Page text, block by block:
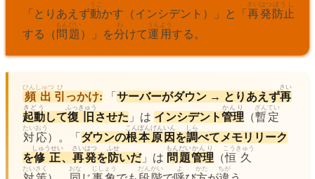
「とりあえず動
うご
かす（インシデント）」と「 再発
さいはつ
防止
ぼうし
する（ 問題
もんだい
）」を分
わ
けて運用
うんよう
する。
頻出
ひんしゅつ
引
ひ
っかけ: 「 サーバーがダウン → とりあえず再
さい
起動
きどう
して復旧
ふっきゅう
させた 」は インシデント管理
かんり
（暫定
ざんてい
対応
たいおう
）。「 ダウンの根本
こんぽん
原因
げんいん
を調
しら
べてメモリリーク
を修正
しゅうせい
、 再発
さいはつ
を防
ふせ
いだ」は 問題
もんだい
管理
かんり
（恒久
こうきゅう
たいさく おな じしょう だんかい よ かた ちが